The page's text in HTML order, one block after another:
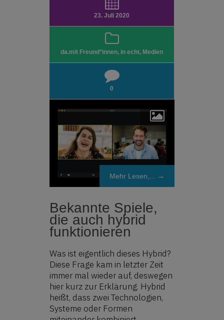
23. Juli 2020
da.mit Freund*innen, in echt, Medien
0
Mehr Lesen,... →
Bekannte Spiele,
die auch hybrid
funktionieren
Was ist eigentlich dieses Hybrid?
Diese Frage kam in letzter Zeit
immer mal wieder auf, deswegen
hier kurz zur Erklärung. Hybrid
heißt, dass zwei Technologien,
Systeme oder Formen